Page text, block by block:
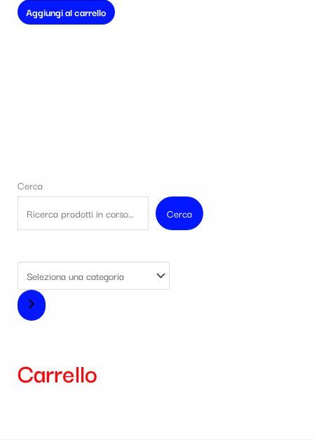
Aggiungi al carrello
Cerca
Cerca
Carrello